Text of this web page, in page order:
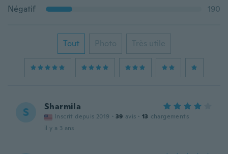
Négatif
190
Tout Photo Très utile
S Sharmila
Inscrit depuis 2019 · 39 avis · 13 chargements
il y a 3 ans